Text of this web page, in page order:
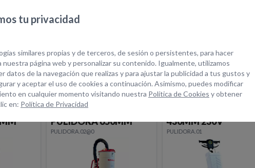
Equipos Relacionados
PULIDORA 650MM
PULIDORA.02@0
430MM 230V
PULIDORA.01
tu privacidad
similares propias y de terceros, de sesión o persistentes, para hacer
nuestra página web y personalizar su contenido. Igualmente, utilizamos
datos de la navegación que realizas y para ajustar la publicidad a tus gustos y
y aceptar el uso de cookies a continuación. Asimismo, puedes modificar
en cualquier momento visitando nuestra Política de Cookies y obtener
en: Política de Privacidad